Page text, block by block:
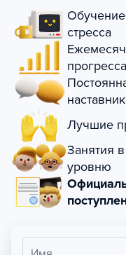
стресса
прогресса
Лучшие
Занятия
уровню